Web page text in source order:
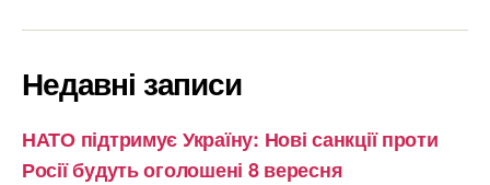
Недавні записи
НАТО підтримує Україну: Нові санкції проти
Росії будуть оголошені 8 вересня